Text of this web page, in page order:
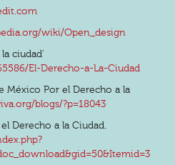
wiki/Open_design
ciudad’
El-Derecho-a-La-Ciudad
México Por el Derecho a la
blogs/?p=18043
Derecho a la Ciudad.